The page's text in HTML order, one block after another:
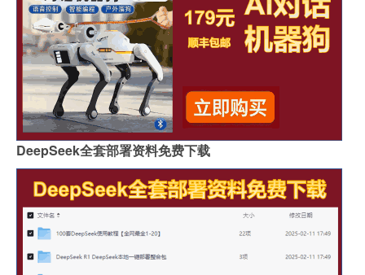
DeepSeek全套部署资料免费下载